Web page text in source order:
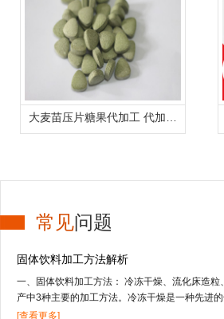
常见问题
固体饮料加工方法解析
一、固体饮料加工方法： 冷冻干燥、流化床造
产中3种主要的加工方法。冷冻干燥是一种先进
的营养及风味成分，但投资高，应用受到限制；
[查看更多]